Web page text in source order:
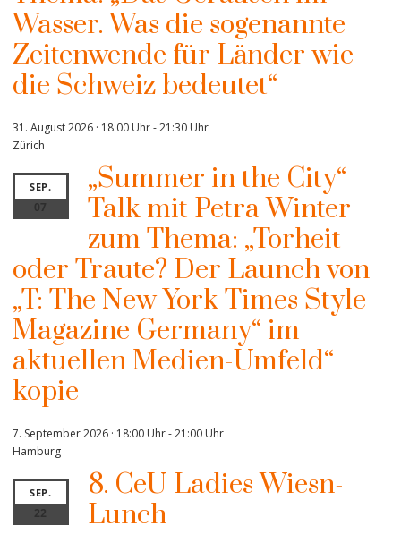
Wasser. Was die sogenannte
Zeitenwende für Länder wie
die Schweiz bedeutet“
31. August 2026 · 18:00 Uhr-21:30 Uhr
Zürich
SEP.
07
„Summer in the City“
Talk mit Petra Winter
zum Thema: „Torheit
oder Traute? Der Launch von
„T: The New York Times Style
Magazine Germany“ im
aktuellen Medien-Umfeld“
kopie
7. September 2026 · 18:00 Uhr-21:00 Uhr
Hamburg
SEP.
22
8. CeU Ladies Wiesn-
Lunch